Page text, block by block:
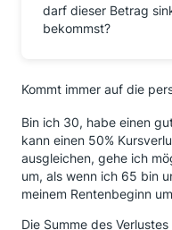
darf dieser Betrag
bekommst?
Kommt immer auf die
Bin ich 30, habe einen
kann einen 50%
ausgleichen, gehe ich
um, als wenn ich 65 bin
meinem Rentenbeginn
Die Summe des